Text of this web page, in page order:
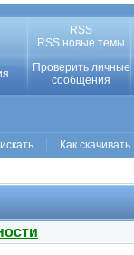
RSS
RSS новые темы
Проверить личные
сообщения
Как скачивать